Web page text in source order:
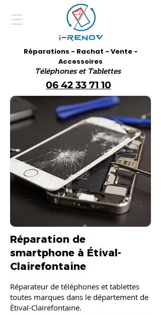
Réparations - Rachat - Vente -
Accessoires
Téléphones et Tablettes
06 42 33 71 10
Noté 5/5 sur Google
Réparation de
smartphone à Étival-
Clairefontaine
Réparateur de téléphones et tablettes
toutes marques dans le département de
Étival-Clairefontaine.